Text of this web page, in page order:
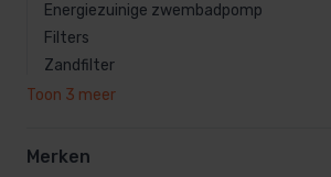
Accessoires
Onderdelen
Rento sauna
Waterbehandeling
Zwembad verwarming
Inbouwdelen
Onderdelen
Energiezuinige zwembadpomp
Filters
Zandfilter
Toon 3 meer
Merken